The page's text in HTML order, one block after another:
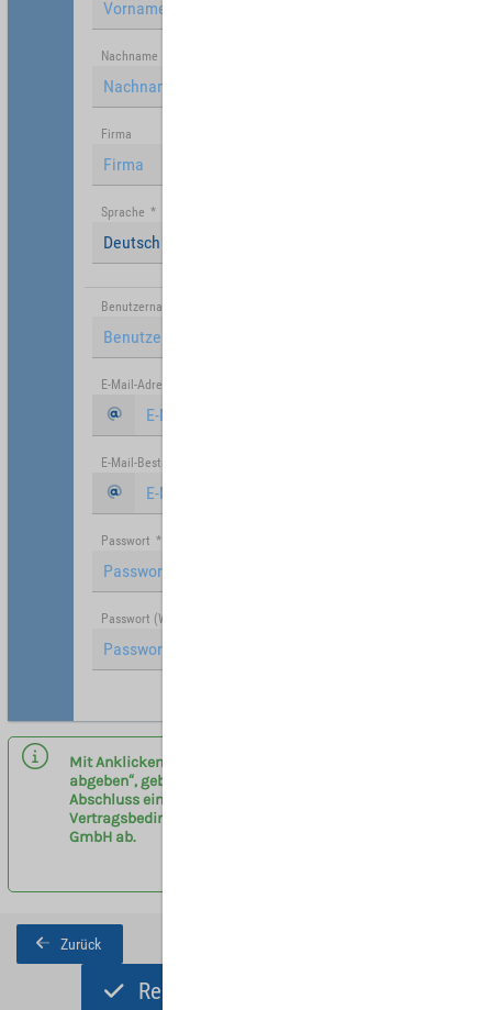
Nachname
Firma
Sprache *
Deutsch (Deutschland)
Benutzername
E-Mail-Adresse
E-Mail-Bestätigung
Passwort *
Passwort (Wiederholung)
Mit Anklicken des Buttons „Registrieren und Angebot
abgeben“, geben sie eine verbindliche Anfrage zum
Abschluss eines Vermittlervertrages entsprechend der
Vertragsbedingungen am Flughafen Leipzig/Halle
GmbH ab.
Zurück
Registrieren und Angebot abgeben